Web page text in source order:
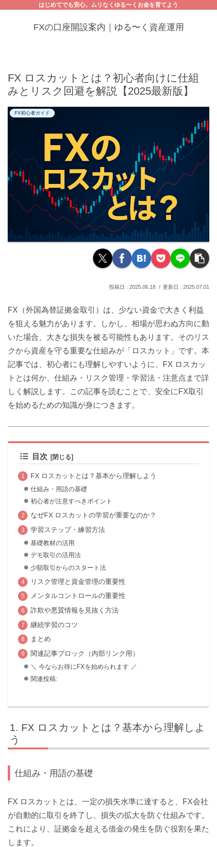
はじめてでも安心。ムリなくゆる〜くお金を育てよう
FXの口座開設案内｜ゆる〜く資産運用
FX ロスカットとは？初心者向けに仕組
みとリスク回避を解説【2025最新版】
FX初心者ガイド
2025.06.18 2025.07.01
FX（外国為替証拠金取引）は、少ない資金で大きく利益
を狙える魅力があります。しかし、相場が思わぬ方向に動
いた場合、大きな損失を被る可能性もあります。そのリス
クから資産を守る重要な仕組みが「ロスカット」です。本
記事では、初心者にも理解しやすいように、FX ロスカッ
トとは何か、仕組み・リスク管理・学習法・注意点まで詳
しく解説します。この記事を読むことで、安全にFX取引
を始めるための知識が身につきます。
目次
FX ロスカットとは？基本から理解しよう
仕組み・用語の基礎
初心者が注意すべきポイント
なぜFX ロスカットの学習が重要なのか？
学習ステップ・練習方法
基礎教材の活用
デモ取引の活用法
少額取引からのスタート法
リスク管理と資金管理の重要性
メンタルコントロールの重要性
詐欺や悪質情報を見抜く方法
継続学習のコツ
まとめ
関連記事ブロック（内部リンク用）
＼ 今ならお得にFXを始められます ／
関連投稿:
FX ロスカットとは？基本から理解しよ
う
仕組み・用語の基礎
FX ロスカットとは、一定の損失水準に達すると、FX会社
が自動的に取引を終了し、損失の拡大を防ぐ仕組みです。
これにより、証拠金を超える借金の発生を防ぐ役割を果た
します。